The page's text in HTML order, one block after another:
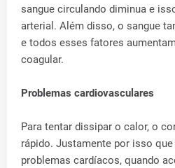
sangue circulando diminua e
arterial. Além disso, o sangue
e todos esses fatores
coagular.
Problemas cardiovasculares
Para tentar dissipar o calor, o
rápido. Justamente por isso
problemas cardíacos, quando